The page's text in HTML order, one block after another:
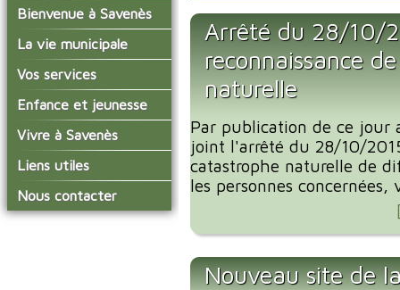
Bienvenue à Savenès
Situer Savenès
Savenès en chiffre
L'histoire du village
Actualités de Savenès
sur ladepeche.fr
La vie municipale
Vos élus
Les compte-rendus du
conseil municipal
Les commissions
Les diverses
délégations/syndicats
L'urbanisme
Vos services
La mairie
Le service technique
Les services de l'école
Les installations
municipales
La collecte des ordures
Enfance et jeunesse
L'école primaire
La garderie et la cantine
Le temps périscolaire
La petite enfance
Vivre à Savenès
Agenda Salle des Fetes
Liens utiles
Communauté de
Communes Grand Sud
Tarn et Garonne
Nous contacter
Arrêté du 28/10/
reconnaissance
naturelle
Par publication de ce
joint l'arrêté du 28/10/
catastrophe naturelle de
les personnes concernées,
Nouveau site de